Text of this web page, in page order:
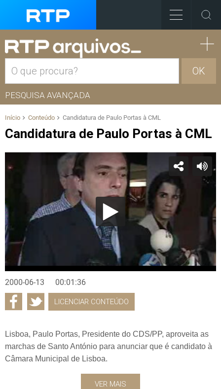
OK
PESQUISA AVANÇADA
Início Conteúdo Candidatura de Paulo Portas à CML
Candidatura de Paulo Portas à CML
2000-06-13 00:01:36
LICENCIAR CONTEÚDO
Lisboa, Paulo Portas, Presidente do CDS/PP, aproveita as
marchas de Santo António para anunciar que é candidato à
Câmara Municipal de Lisboa.
VER MAIS